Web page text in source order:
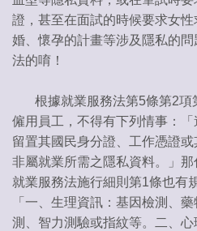
證，甚至在面試的時候要求女
婚、懷孕的計畫等涉及隱私的
法的唷！
根據就業服務法第5條第2項
僱用員工，不得有下列情事：「
留置其國民身分證、工作憑證
非屬就業所需之隱私資料。」
就業服務法施行細則第1條也有
「一、生理資訊：基因檢測、
測、智力測驗或指紋等。二、